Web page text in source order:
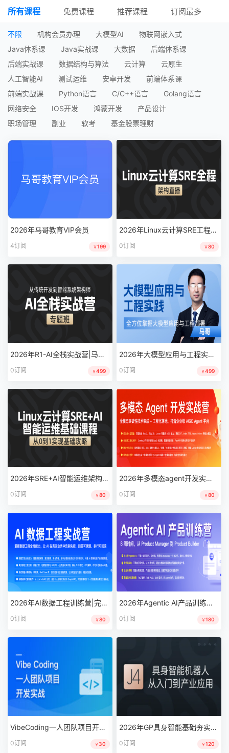
所有课程 免费课程 推荐课程 订阅最多
不限 机构会员办理 大模型AI
物联网嵌入式
Java体系课
Java实战课 大数据
后端体系课
后端实战课
数据结构与算法 云计算
云原生
人工智能AI
测试运维 安卓开发
前端体系课
前端实战课
Python语言 C/C++语言
Golang语言
网络安全
IOS开发 鸿蒙开发
产品设计
职场管理
副业 软考 基金股票理财
2026年马哥教育VIP会员
4订阅 ￥199
2026年Linux云计算SRE工程师第64期|马哥教育
0订阅 ￥80
2026年R1-AI全栈实战营|马哥教育
0订阅 ￥499
2026年大模型应用与工程实践|马哥教育|完结
0订阅 ￥499
2026年SRE+AI智能运维架构班|马哥教育|完结
0订阅 ￥80
2026年多模态agent开发实战营|完结|训练营|JK
0订阅 ￥80
2026年AI数据工程训练营|完结|训练营|JK
0订阅 ￥80
2026年Agentic AI产品训练营|更新|训练营|JK
0订阅 ￥180
VibeCoding一人团队项目开发实战|MK|MP4|完结
0订阅 ￥30
2026年GP具身智能基础夯实课完结
0订阅 ￥120